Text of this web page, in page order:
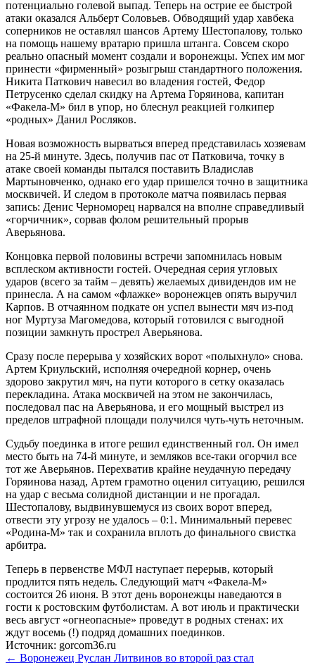
потенциально голевой выпад. Теперь на острие ее быстрой
атаки оказался Альберт Соловьев. Обводящий удар хавбека
соперников не оставлял шансов Артему Шестопалову, только
на помощь нашему вратарю пришла штанга. Совсем скоро
реально опасный момент создали и воронежцы. Успех им мог
принести «фирменный» розыгрыш стандартного положения.
Никита Паткович навесил во владения гостей, Федор
Петрусенко сделал скидку на Артема Горяинова, капитан
«Факела-М» бил в упор, но блеснул реакцией голкипер
«родных» Данил Росляков.
Новая возможность вырваться вперед представилась хозяевам
на 25-й минуте. Здесь, получив пас от Патковича, точку в
атаке своей команды пытался поставить Владислав
Мартыновченко, однако его удар пришелся точно в защитника
москвичей. И следом в протоколе матча появилась первая
запись: Денис Черноморец нарвался на вполне справедливый
«горчичник», сорвав фолом решительный прорыв
Аверьянова.
Концовка первой половины встречи запомнилась новым
всплеском активности гостей. Очередная серия угловых
ударов (всего за тайм – девять) желаемых дивидендов им не
принесла. А на самом «флажке» воронежцев опять выручил
Карпов. В отчаянном подкате он успел вынести мяч из-под
ног Муртуза Магомедова, который готовился с выгодной
позиции замкнуть прострел Аверьянова.
Сразу после перерыва у хозяйских ворот «полыхнуло» снова.
Артем Криульский, исполняя очередной корнер, очень
здорово закрутил мяч, на пути которого в сетку оказалась
перекладина. Атака москвичей на этом не закончилась,
последовал пас на Аверьянова, и его мощный выстрел из
пределов штрафной площади получился чуть-чуть неточным.
Судьбу поединка в итоге решил единственный гол. Он имел
место быть на 74-й минуте, и земляков все-таки огорчил все
тот же Аверьянов. Перехватив крайне неудачную передачу
Горяинова назад, Артем грамотно оценил ситуацию, решился
на удар с весьма солидной дистанции и не прогадал.
Шестопалову, выдвинувшемуся из своих ворот вперед,
отвести эту угрозу не удалось – 0:1. Минимальный перевес
«Родина-М» так и сохранила вплоть до финального свистка
арбитра.
Теперь в первенстве МФЛ наступает перерыв, который
продлится пять недель. Следующий матч «Факела-М»
состоится 26 июня. В этот день воронежцы наведаются в
гости к ростовским футболистам. А вот июль и практически
весь август «огнеопасные» проведут в родных стенах: их
ждут восемь (!) подряд домашних поединков.
Источник: gorcom36.ru
← Воронежец Руслан Литвинов во второй раз стал